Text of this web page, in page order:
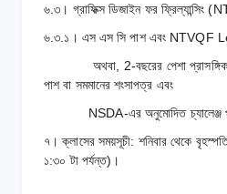
৬.৩। গ্রাফিক্স ডিজাইন ফর
৬.৩.১। এস এস সি পাশ এবং NTVQF
অথবা, 2-বছরের পেশা প্রাসঙ্গিক
পাশ বা সমমানের শংসাপত্র এবং
NSDA-এর অনুমোদিত চ্যালেঞ্জ
৭। ক্লাসের সময়সূচী: শনিবার থেকে
১:৩০ টা পর্যন্ত)।